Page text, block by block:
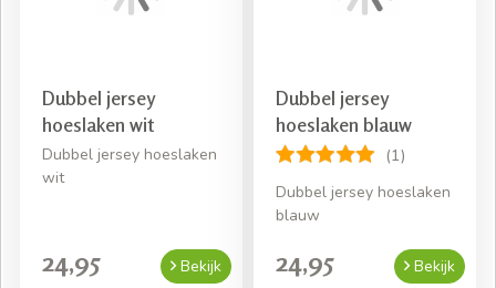
Dubbel jersey
hoeslaken wit
Dubbel jersey hoeslaken
wit
24,95 Bekijk
Dubbel jersey
hoeslaken blauw
(1)
Dubbel jersey hoeslaken
blauw
24,95 Bekijk